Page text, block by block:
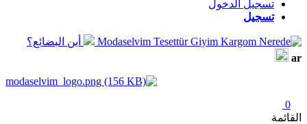
تسجيل الدخول
تسجيل
أين البضائع؟
ar
0
القائمة